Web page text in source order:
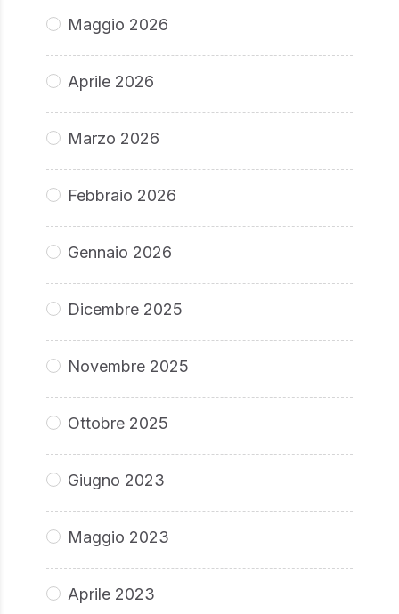
Maggio 2026
Aprile 2026
Marzo 2026
Febbraio 2026
Gennaio 2026
Dicembre 2025
Novembre 2025
Ottobre 2025
Giugno 2023
Maggio 2023
Aprile 2023